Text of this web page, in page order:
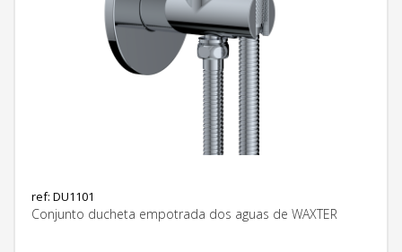
ref: DU1101
Conjunto ducheta empotrada dos aguas de WAXTER